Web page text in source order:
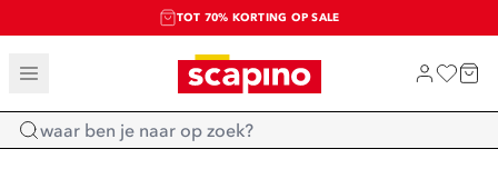
TOT 70% KORTING OP SALE
SALE: LAATSTE KANS!
SHOP NIEUW
Home